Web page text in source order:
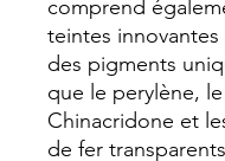
comprend
teintes
des pigments
que le perylène, le
Chinacridone et
de fer